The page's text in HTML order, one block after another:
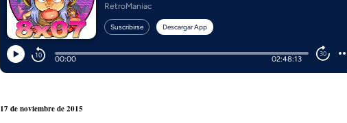
17 de noviembre de 2015